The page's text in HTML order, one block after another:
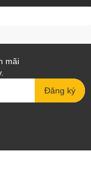
mãi
Đăng ký